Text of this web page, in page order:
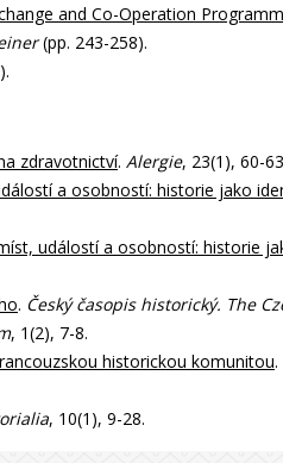
and Co-Operation
(pp. 243-258).
zdravotnictví. Alergie, 23(1), 60-
a osobností: historie jako
událostí a osobností: historie
. Český časopis historický. The
, 1(2), 7-8.
historickou komunitou.
, 10(1), 9-28.